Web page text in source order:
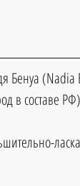
Бенуа
в составе